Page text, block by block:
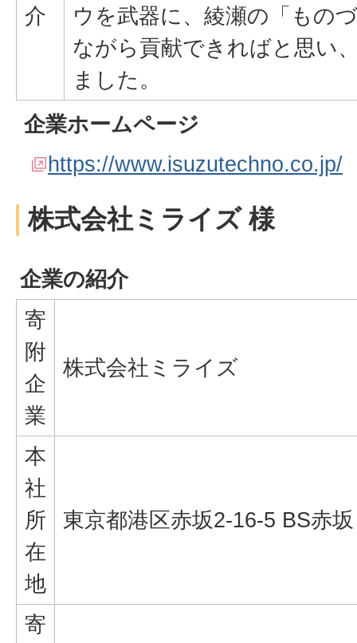
介
ウを武器に、綾瀬の「もの
ながら貢献できればと思い
ました。
企業ホームページ
https://www.isuzutechno.co.jp/
株式会社ミライズ 様
企業の紹介
寄
附
企
業
株式会社ミライズ
本
社
所
在
地
東京都港区赤坂2-16-5 BS赤
寄